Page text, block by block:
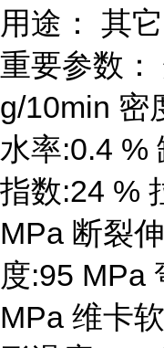
用途： 其它
重要参数
g/10min 密
水率:0.4 %
指数:24 %
MPa 断裂
度:95 MPa
MPa 维卡